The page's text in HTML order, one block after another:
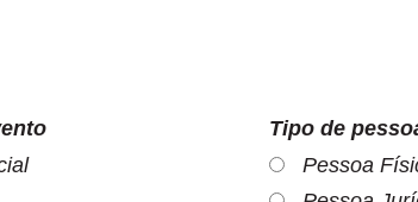
Tipo de
Pessoa